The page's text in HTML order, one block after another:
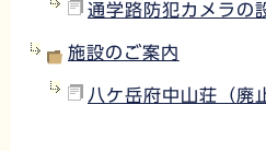
通学路防犯カメラの
施設のご案内
八ケ岳府中山荘（廃